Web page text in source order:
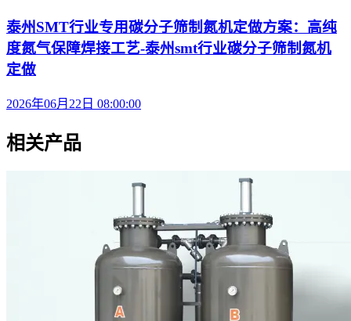
泰州SMT行业专用碳分子筛制氮机定做方案：高纯
度氮气保障焊接工艺-泰州smt行业碳分子筛制氮机
定做
2026年06月22日 08:00:00
相关产品